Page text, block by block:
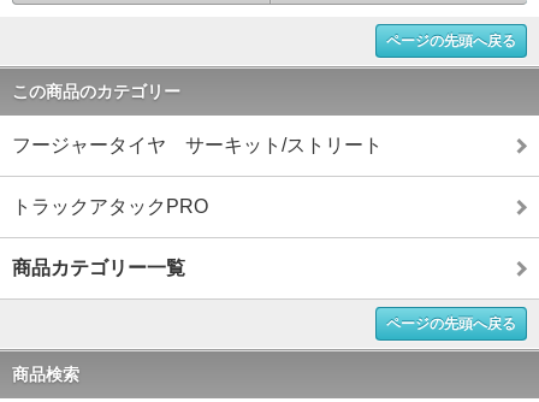
ページの先頭へ戻る
この商品のカテゴリー
フージャータイヤ サーキット/ストリート
トラックアタックPRO
商品カテゴリー一覧
ページの先頭へ戻る
商品検索